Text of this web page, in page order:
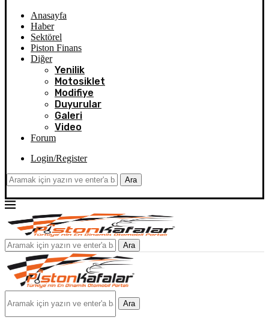
Anasayfa
Haber
Sektörel
Piston Finans
Diğer
Yenilik
Motosiklet
Modifiye
Duyurular
Galeri
Video
Forum
Login/Register
Ara
Ara
Ara